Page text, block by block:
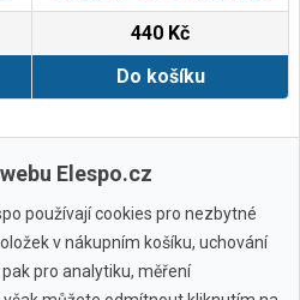
440 Kč
Do košíku
Poslední »
Elespo.cz
používají cookies pro nezbytné
v nákupním košíku, uchování
pro analytiku, měření